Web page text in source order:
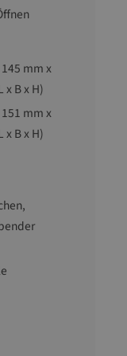
mm x
x B x H)
mm x
x B x H)
,